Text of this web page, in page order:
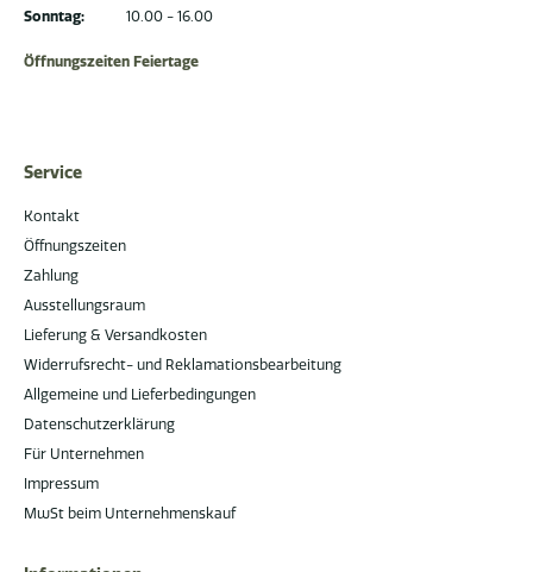
Sonntag:
10.00 - 16.00
Öffnungszeiten Feiertage
Service
Kontakt
Öffnungszeiten
Zahlung
Ausstellungsraum
Lieferung & Versandkosten
Widerrufsrecht- und Reklamationsbearbeitung
Allgemeine und Lieferbedingungen
Datenschutzerklärung
Für Unternehmen
Impressum
MwSt beim Unternehmenskauf